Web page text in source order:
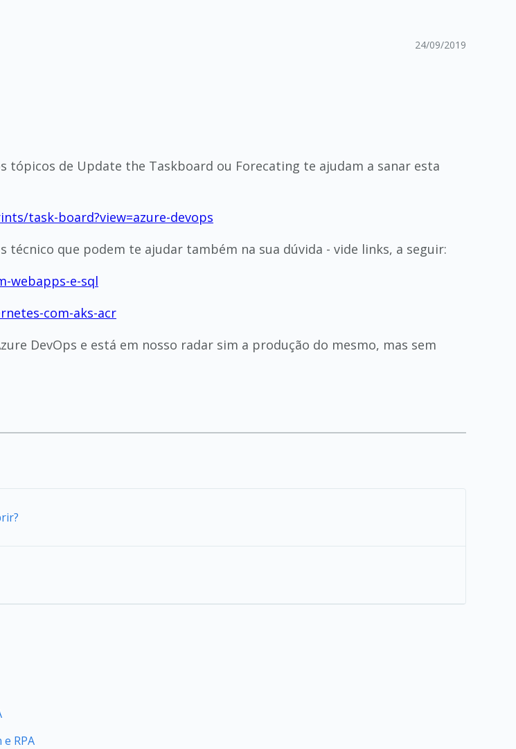
24/09/2019
de Update the Taskboard ou Forecating te ajudam a sanar esta
task-board?view=azure-devops
que podem te ajudar também na sua dúvida - vide links, a seguir:
webapps-e-sql
com-aks-acr
DevOps e está em nosso radar sim a produção do mesmo, mas sem
RPA